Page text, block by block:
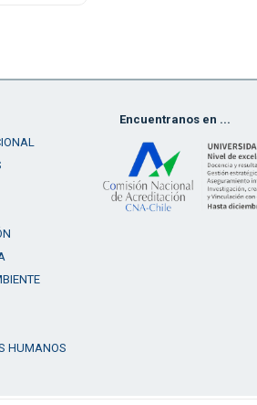
HUMANOS
Encuentranos en ...